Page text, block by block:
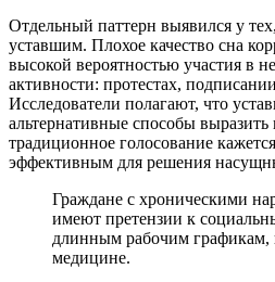
Отдельный паттерн выявился у
уставшим. Плохое качество сна
высокой вероятностью участия в
активности: протестах,
Исследователи полагают, что
альтернативные способы выразить
традиционное голосование
эффективным для решения
Граждане с хроническими
имеют претензии к
длинным рабочим графикам,
медицине.